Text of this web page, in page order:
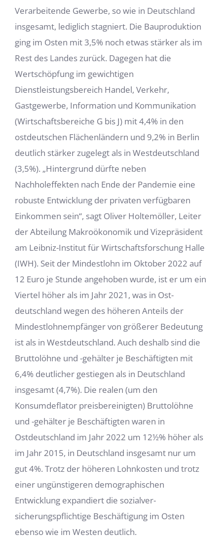
Verarbeitende Gewerbe, so wie in Deutschland
insgesamt, lediglich stagniert. Die Bauproduktion
ging im Osten mit 3,5% noch etwas stärker als im
Rest des Landes zurück. Dagegen hat die
Wertschöp­fung im gewichtigen
Dienstleistungsbereich Handel, Verkehr,
Gastgewerbe, Informa­tion und Kommunikation
(Wirtschaftsbereiche G bis J) mit 4,4% in den
ostdeutschen Flächenländern und 9,2% in Berlin
deutlich stärker zugelegt als in Westdeutschland
(3,5%). „Hintergrund dürfte neben
Nachholeffekten nach Ende der Pandemie eine
ro­buste Entwicklung der privaten verfügbaren
Einkommen sein“, sagt Oliver Holtemöller, Leiter
der Abteilung Makroökonomik und Vizepräsident
am Leibniz-Institut für Wirt­schaftsforschung Halle
(IWH). Seit der Mindestlohn im Oktober 2022 auf
12 Euro je Stunde angehoben wurde, ist er um ein
Viertel höher als im Jahr 2021, was in Ost­
deutschland wegen des höheren Anteils der
Mindestlohnempfänger von größerer Be­deutung
ist als in Westdeutschland. Auch deshalb sind die
Bruttolöhne und -gehälter je Beschäftigten mit
6,4% deutlicher gestiegen als in Deutschland
insgesamt (4,7%). Die realen (um den
Konsumdeflator preisbereinigten) Bruttolöhne
und -gehälter je Beschäftigten waren in
Ostdeutschland im Jahr 2022 um 12½% höher als
im Jahr 2015, in Deutschland insgesamt nur um
gut 4%. Trotz der höheren Lohnkosten und trotz
einer ungünstigeren demographischen
Entwicklung expandiert die sozialver­
sicherungspflichtige Beschäftigung im Osten
ebenso wie im Westen deutlich.